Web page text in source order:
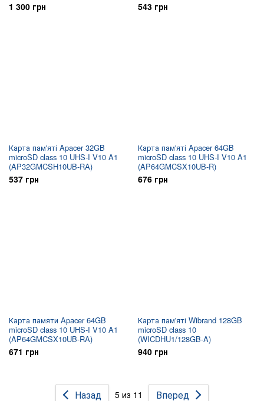
1 300 грн 543 грн
Карта пам'яті Apacer 32GB
microSD class 10 UHS-I V10 A1
(AP32GMCSH10UB-RA)
537 грн
Карта пам'яті Apacer 64GB
microSD class 10 UHS-I V10 A1
(AP64GMCSX10UB-R)
676 грн
Карта памяти Apacer 64GB
microSD class 10 UHS-I V10 A1
(AP64GMCSX10UB-RA)
671 грн
Карта пам'яті Wibrand 128GB
microSD class 10
(WICDHU1/128GB-A)
940 грн
Назад 5 из 11 Вперед